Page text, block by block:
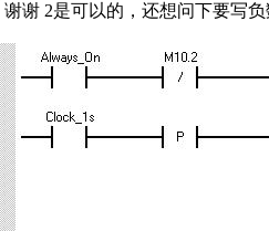
谢谢 2是可以的，还想问下要写